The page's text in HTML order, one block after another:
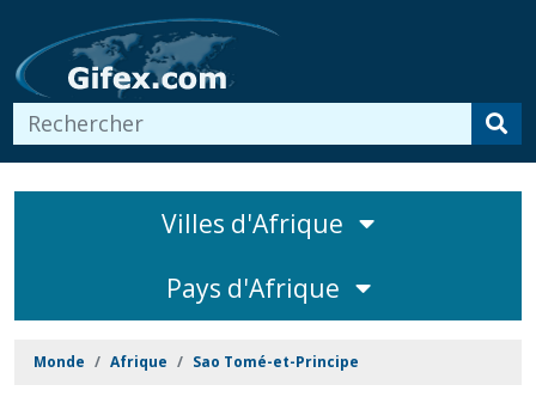
Villes d'Afrique
Pays d'Afrique
Monde Afrique Sao Tomé-et-Principe